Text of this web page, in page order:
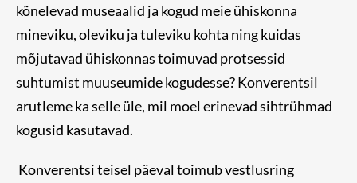
kõnelevad museaalid ja kogud meie ühiskonna
mineviku, oleviku ja tuleviku kohta ning kuidas
mõjutavad ühiskonnas toimuvad protsessid
suhtumist muuseumide kogudesse? Konverentsil
arutleme ka selle üle, mil moel erinevad sihtrühmad
kogusid kasutavad.
Konverentsi teisel päeval toimub vestlusring